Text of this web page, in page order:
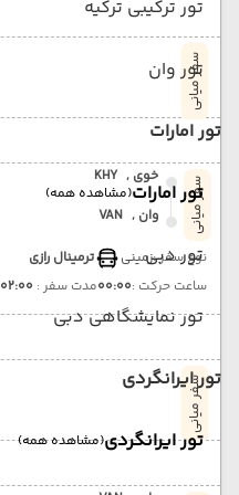
تور ترکیبی ترکیه
تور وان
تور امارات
تور امارات(مشاهده همه)
تور دبی
تور نمایشگاهی دبی
تور ایرانگردی
تور ایرانگردی(مشاهده همه)
سفر میانی
سفر میانی خوی , KHY
وان , VAN
نوع سفر :زمینی
ترمینال رازی
ساعت حرکت :00:00مدت سفر : 02:00
سفر میانی